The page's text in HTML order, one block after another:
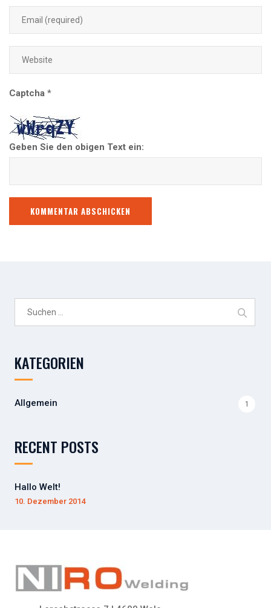
Captcha *
Geben Sie den obigen Text ein:
e
n
a
:
KATEGORIEN
Allgemein 1
RECENT POSTS
Hallo Welt!
10. Dezember 2014